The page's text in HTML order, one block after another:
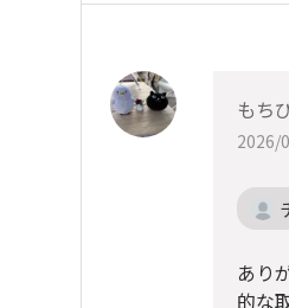
もち
2026/
あり
的な